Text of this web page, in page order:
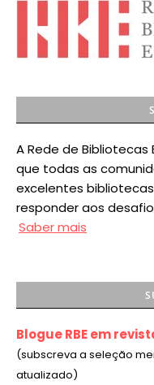
A Rede de
que todas as
excelentes
responder aos
Saber mais
Blogue RBE em
(subscreva a seleção
atualizado)